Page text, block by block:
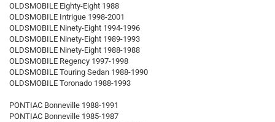
OLDSMOBILE Eighty-Eight 1988
OLDSMOBILE Intrigue 1998-2001
OLDSMOBILE Ninety-Eight 1994-1996
OLDSMOBILE Ninety-Eight 1989-1993
OLDSMOBILE Ninety-Eight 1988-1988
OLDSMOBILE Regency 1997-1998
OLDSMOBILE Touring Sedan 1988-1990
OLDSMOBILE Toronado 1988-1993
PONTIAC Bonneville 1988-1991
PONTIAC Bonneville 1985-1987